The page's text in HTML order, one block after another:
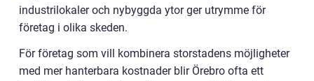
industrilokaler och nybyggda ytor ger utrymme för
företag i olika skeden.
För företag som vill kombinera storstadens möjligheter
med mer hanterbara kostnader blir Örebro ofta ett